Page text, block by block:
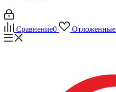
Сравнение0 Отложенные